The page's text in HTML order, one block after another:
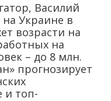
Василий
Украине в
возрасти на
на
– до 8 млн.
прогнозирует
и топ-